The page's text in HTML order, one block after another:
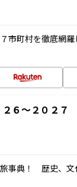
市町村を徹底網
６～２０２７
事典！ 歴史、